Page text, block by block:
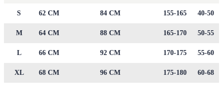
S 62 CM 84 CM 155-165 40-50
M 64 CM 88 CM 165-170 50-55
L 66 CM 92 CM 170-175 55-60
XL 68 CM 96 CM 175-180 60-68